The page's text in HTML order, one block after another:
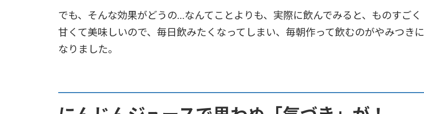
でも、そんな効果がどうの…なんてことよりも、実際に飲んでみると、ものすごく
甘くて美味しいので、毎日飲みたくなってしまい、毎朝作って飲むのがやみつきに
なりました。